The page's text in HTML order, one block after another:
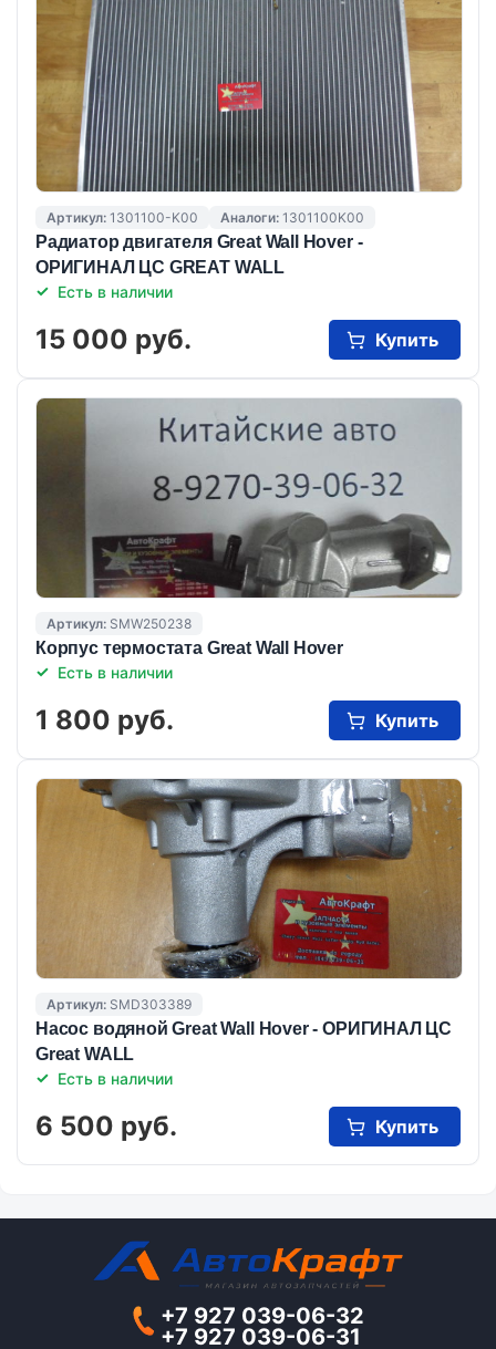
Артикул: 1301100-K00 Аналоги: 1301100K00
Радиатор двигателя Great Wall Hover -
ОРИГИНАЛ ЦС GREAT WALL
Есть в наличии
15 000 руб. Купить
Артикул: SMW250238
Корпус термостата Great Wall Hover
Есть в наличии
1 800 руб. Купить
Артикул: SMD303389
Насос водяной Great Wall Hover - ОРИГИНАЛ ЦС
Great WALL
Есть в наличии
6 500 руб. Купить
+7 927 039-06-32
+7 927 039-06-31